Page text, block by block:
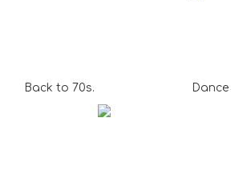
Back to 70s. Dance